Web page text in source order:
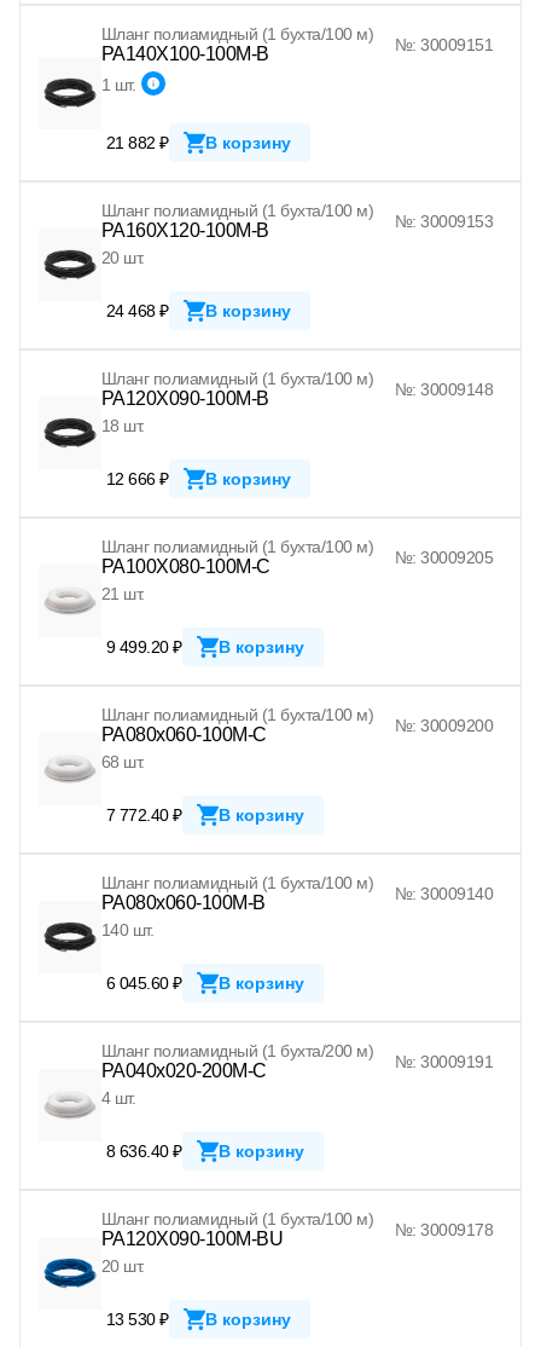
Шланг полиамидный (1 бухта/100 м)
PA140X100-100M-B №: 30009151
1 шт.
21 882 ₽ В корзину
Шланг полиамидный (1 бухта/100 м)
PA160X120-100M-B
№: 30009153
20 шт.
24 468 ₽ В корзину
Шланг полиамидный (1 бухта/100 м)
PA120X090-100M-B
№: 30009148
18 шт.
12 666 ₽ В корзину
Шланг полиамидный (1 бухта/100 м)
PA100X080-100M-C
№: 30009205
21 шт.
9 499.20 ₽ В корзину
Шланг полиамидный (1 бухта/100 м)
PA080x060-100M-C
№: 30009200
68 шт.
7 772.40 ₽ В корзину
Шланг полиамидный (1 бухта/100 м)
PA080x060-100M-B
№: 30009140
140 шт.
6 045.60 ₽ В корзину
Шланг полиамидный (1 бухта/200 м)
PA040x020-200M-C
№: 30009191
4 шт.
8 636.40 ₽ В корзину
Шланг полиамидный (1 бухта/100 м)
PA120X090-100M-BU
№: 30009178
20 шт.
13 530 ₽ В корзину